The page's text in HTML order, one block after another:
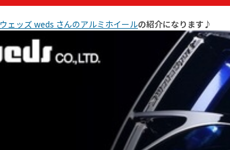
ウェッズ weds さんのアルミホイールの紹介になります♪